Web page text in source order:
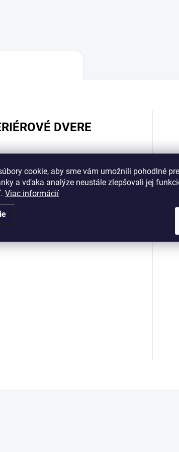
cookie, aby sme vám umožnili pohodlné
a vďaka analýze neustále zlepšovali jej
Viac informácií
DVERE
materiálu